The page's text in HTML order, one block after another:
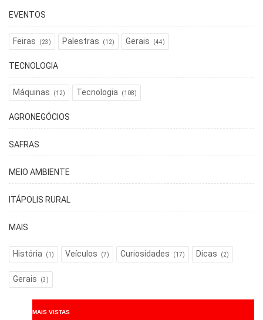
EVENTOS
Feiras (23) Palestras (12) Gerais (44)
TECNOLOGIA
Máquinas (12) Tecnologia (108)
AGRONEGÓCIOS
SAFRAS
MEIO AMBIENTE
ITÁPOLIS RURAL
MAIS
História (1) Veículos (7) Curiosidades (17) Dicas (2)
Gerais (3)
MAIS VISTAS